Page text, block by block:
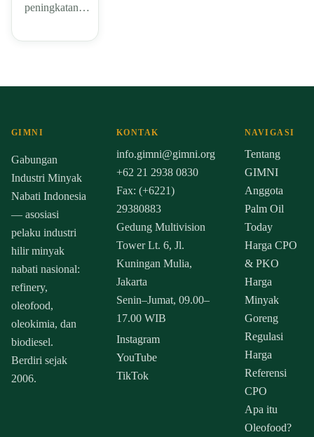
peningkatan…
GIMNI
Gabungan
Industri Minyak
Nabati Indonesia
— asosiasi
pelaku industri
hilir minyak
nabati nasional:
refinery,
oleofood,
oleokimia, dan
biodiesel.
Berdiri sejak
2006.
KONTAK
info.gimni@gimni.org
+62 21 2938 0830
Fax: (+6221)
29380883
Gedung Multivision
Tower Lt. 6, Jl.
Kuningan Mulia,
Jakarta
Senin–Jumat, 09.00–
17.00 WIB
Instagram
YouTube
TikTok
NAVIGASI
Tentang
GIMNI
Anggota
Palm Oil
Today
Harga CPO
& PKO
Harga
Minyak
Goreng
Regulasi
Harga
Referensi
CPO
Apa itu
Oleofood?